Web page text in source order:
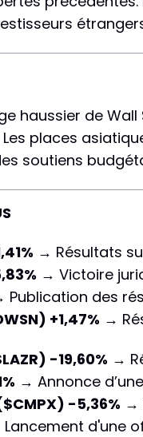
haussier de
places
soutiens
→ Résultats
→ Victoire
Publication des
+1,47% →
-19,60% →
→ Annonce
-5,36% →
d'une